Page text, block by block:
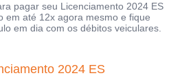
pagar seu Licenciamento 2024 ES
em até 12x agora mesmo e fique
em dia com os débitos veiculares.
2024 ES